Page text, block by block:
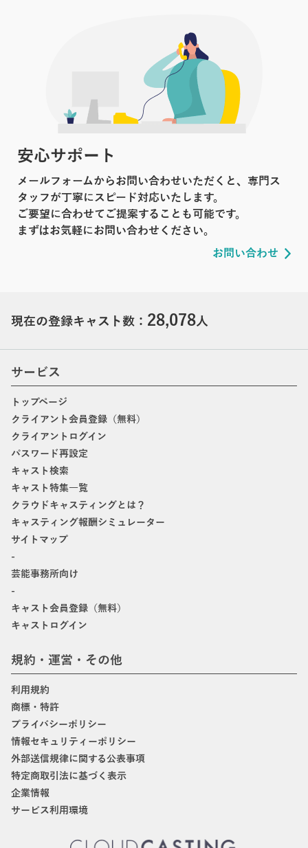
安心サポート
メールフォームからお問い合わせいただくと、専門ス
タッフが丁寧にスピード対応いたします。
ご要望に合わせてご提案することも可能です。
まずはお気軽にお問い合わせください。
お問い合わせ
現在の登録キャスト数： 28,078人
サービス
トップページ
クライアント会員登録（無料）
クライアントログイン
パスワード再設定
キャスト検索
キャスト特集一覧
クラウドキャスティングとは？
キャスティング報酬シミュレーター
サイトマップ
-
芸能事務所向け
-
キャスト会員登録（無料）
キャストログイン
規約・運営・その他
利用規約
商標・特許
プライバシーポリシー
情報セキュリティーポリシー
外部送信規律に関する公表事項
特定商取引法に基づく表示
企業情報
サービス利用環境